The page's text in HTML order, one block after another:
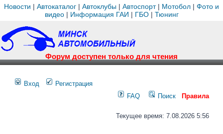
Новости | Автокаталог | Автоклубы | Автоспорт| Мотобол | Фото и
видео| Информация ГАИ | ГБО| Тюнинг
Форум доступен только для чтения
Вход
Регистрация
FAQ
Поиск Правила
Текущее время: 7.08.2026 5:56